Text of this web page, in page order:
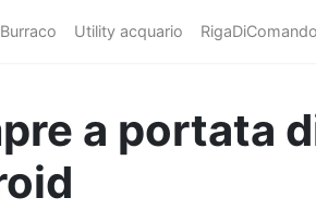
Burraco Utility acquario RigaDiComando
a portata